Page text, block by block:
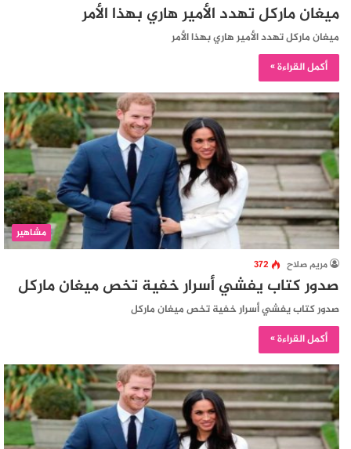
ميغان ماركل تهدد الأمير هاري بهذا الأمر
ميغان ماركل تهدد الأمير هاري بهذا الأمر
أكمل القراءة »
مشاهير
مريم صلاح 372
صدور كتاب يفشي أسرار خفية تخص ميغان ماركل
صدور كتاب يفشي أسرار خفية تخص ميغان ماركل
أكمل القراءة »